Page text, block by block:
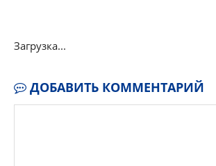
Загрузка...
ДОБАВИТЬ КОММЕНТАРИЙ